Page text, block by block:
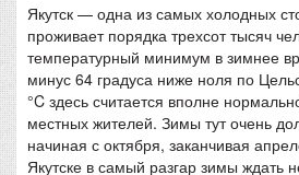
Якутск — одна из самых холодных
проживает порядка трехсот тысяч
температурный минимум в зимнее
минус 64 градуса ниже ноля по
°C здесь считается вполне
местных жителей. Зимы тут очень
начиная с октября, заканчивая
Якутске в самый разгар зимы ждать